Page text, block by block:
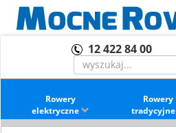
12 422 84 00
Rowery
elektryczne
Rowery
tradycyjne